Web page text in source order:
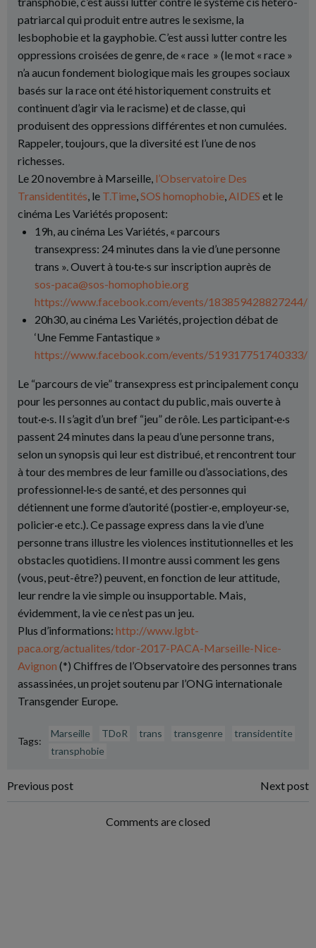
patriarcal qui produit entre autres le sexisme, la
lesbophobie et la gayphobie. C’est aussi lutter contre les
oppressions croisées de genre, de « race » (le mot « race »
n’a aucun fondement biologique mais les groupes sociaux
basés sur la race ont été historiquement construits et
continuent d’agir via le racisme) et de classe, qui
produisent des oppressions différentes et non cumulées.
Rappeler, toujours, que la diversité est l’une de nos
richesses.
Le 20 novembre à Marseille, l’Observatoire Des
Transidentités, le T.Time,SOS homophobie,AIDES et le
cinéma Les Variétés proposent:
19h, au cinéma Les Variétés, « parcours
transexpress: 24 minutes dans la vie d’une personne
trans ». Ouvert à tou·te·s sur inscription auprès de
sos-paca@sos-homophobie.org
https://www.facebook.com/events/183859428827244/
20h30, au cinéma Les Variétés, projection débat de
‘Une Femme Fantastique »
https://www.facebook.com/events/519317751740333/
Le “parcours de vie” transexpress est principalement conçu
pour les personnes au contact du public, mais ouverte à
tout·e·s. Il s’agit d’un bref “jeu” de rôle. Les participant·e·s
passent 24 minutes dans la peau d’une personne trans,
selon un synopsis qui leur est distribué, et rencontrent tour
à tour des membres de leur famille ou d’associations, des
professionnel·le·s de santé, et des personnes qui
détiennent une forme d’autorité (postier·e, employeur·se,
policier·e etc.). Ce passage express dans la vie d’une
personne trans illustre les violences institutionnelles et les
obstacles quotidiens. Il montre aussi comment les gens
(vous, peut-être?) peuvent, en fonction de leur attitude,
leur rendre la vie simple ou insupportable. Mais,
évidemment, la vie ce n’est pas un jeu.
Plus d’informations: http://www.lgbt-
paca.org/actualites/tdor-2017-PACA-Marseille-Nice-
Avignon (*) Chiffres de l’Observatoire des personnes trans
assassinées, un projet soutenu par l’ONG internationale
Transgender Europe.
Tags:
Marseille TDoR trans transgenre
transidentite
transphobie
Post
navigation
Previous post
navigation
Next post
Comments are closed